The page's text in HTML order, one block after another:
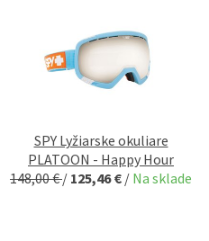
SPY Lyžiarske okuliare
PLATOON - Happy Hour
148,00 €/ 125,46 € / Na sklade